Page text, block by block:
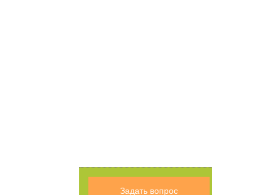
Задать вопрос